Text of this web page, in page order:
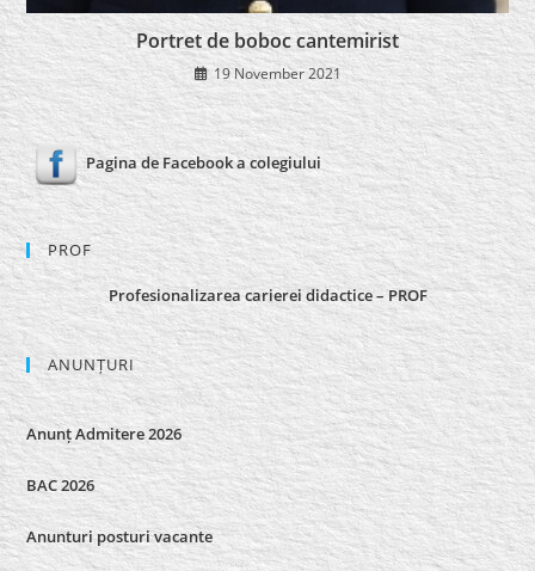
Portret de boboc cantemirist
19 November 2021
Pagina de Facebook a colegiului
PROF
Profesionalizarea carierei didactice – PROF
ANUNȚURI
Anunț Admitere 2026
BAC 2026
Anunturi posturi vacante